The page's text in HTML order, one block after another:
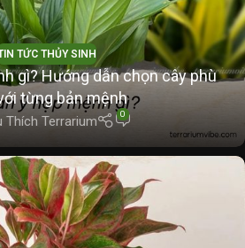
TỨC THỦY SINH
gì? Hướng dẫn chọn cây phù
từng bản mệnh
Thích Terrarium 0